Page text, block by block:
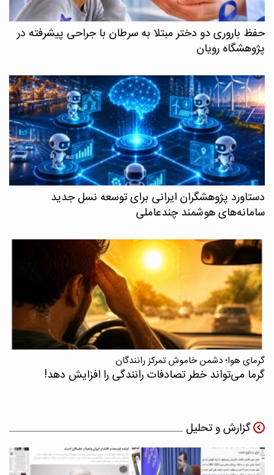
حفظ باروری دو دختر مبتلا به سرطان با جراحی پیشرفته در
پژوهشگاه رویان
دستاورد پژوهشگران ایرانی برای توسعه نسل جدید
سامانه‌های هوشمند چندعاملی
گرمای هوا؛ دشمن خاموش تمرکز رانندگان
گرما می‌تواند خطر تصادفات رانندگی را افزایش دهد!
گزارش و تحلیل